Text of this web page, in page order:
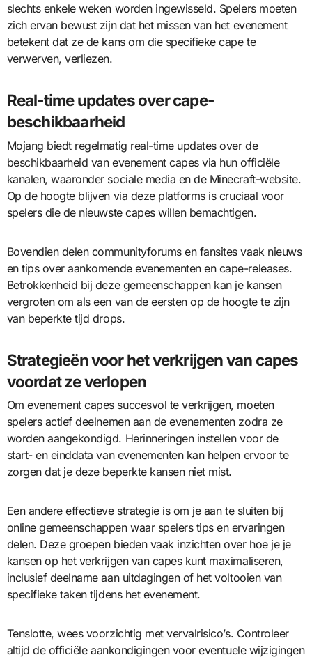
slechts enkele weken worden ingewisseld. Spelers moeten
zich ervan bewust zijn dat het missen van het evenement
betekent dat ze de kans om die specifieke cape te
verwerven, verliezen.
Real-time updates over cape-
beschikbaarheid
Mojang biedt regelmatig real-time updates over de
beschikbaarheid van evenement capes via hun officiële
kanalen, waaronder sociale media en de Minecraft-website.
Op de hoogte blijven via deze platforms is cruciaal voor
spelers die de nieuwste capes willen bemachtigen.
Bovendien delen communityforums en fansites vaak nieuws
en tips over aankomende evenementen en cape-releases.
Betrokkenheid bij deze gemeenschappen kan je kansen
vergroten om als een van de eersten op de hoogte te zijn
van beperkte tijd drops.
Strategieën voor het verkrijgen van capes
voordat ze verlopen
Om evenement capes succesvol te verkrijgen, moeten
spelers actief deelnemen aan de evenementen zodra ze
worden aangekondigd. Herinneringen instellen voor de
start- en einddata van evenementen kan helpen ervoor te
zorgen dat je deze beperkte kansen niet mist.
Een andere effectieve strategie is om je aan te sluiten bij
online gemeenschappen waar spelers tips en ervaringen
delen. Deze groepen bieden vaak inzichten over hoe je je
kansen op het verkrijgen van capes kunt maximaliseren,
inclusief deelname aan uitdagingen of het voltooien van
specifieke taken tijdens het evenement.
Tenslotte, wees voorzichtig met vervalrisico’s. Controleer
altijd de officiële aankondigingen voor eventuele wijzigingen